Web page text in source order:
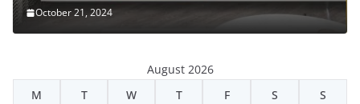
October 21, 2024
August 2026
M
T W T F S S